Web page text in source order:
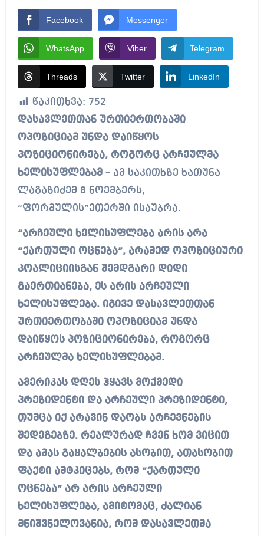
Facebook Messenger
WhatsApp Viber Telegram
Threads Twitter LinkedIn
წაკითხვა: 752
დასავლეთთან ურთიერთობაში
ოპოზიციამ უნდა დაიწყოს
პოზიციონირება, როგორც არჩეულმა
ხელისუფლებამ – ამ საკითხზე ხათუნა
ლაგაზიძემ 8 ნოემბერს,
“ფორმულის”ეთერში ისაუბრა.
“არჩეული ხელისუფლება არის არა
“ქართული ოცნება”, არამედ ოპოზიციური
კოალიციისგან შემდგარი დიდი
გაერთიანება, ეს არის არჩეული
ხელისუფლება. იგივე დასავლეთთან
ურთიერთობაში ოპოზიციამ უნდა
დაიწყოს პოზიციონირება, როგორც
არჩეულმა ხელისუფლებამ.
ამერიკას დღეს ჰყავს მოქმედი
პრეზიდენტი და არჩეული პრეზიდენტი,
თუმცა იქ არავინ დაობს არჩევნების
შედეგებზე. რეალურად ჩვენ ხომ ვიცით
და ამას გაყალბების ასობით, ათასობით
ფაქტი ამტკიცებს, რომ “ქართული
ოცნება” არ არის არჩეული
ხელისუფლება, ამიტომაც, ძალიან
მნიშვნელოვანია, რომ დასავლეთმა